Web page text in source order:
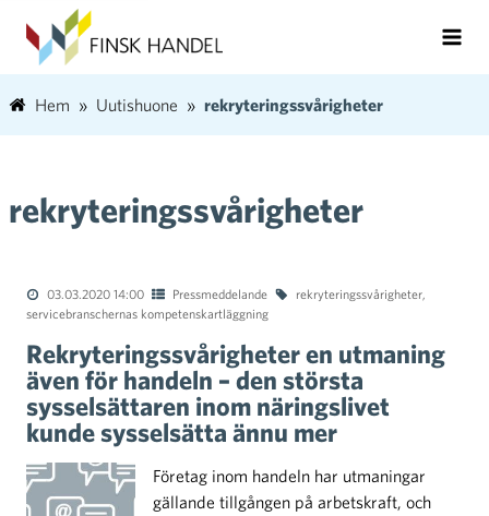
Hem Uutishuone rekryteringssvårigheter
rekryteringssvårigheter
03.03.2020 14:00 Pressmeddelande rekryteringssvårigheter,
servicebranschernas kompetenskartläggning
Rekryteringssvårigheter en utmaning
även för handeln – den största
sysselsättaren inom näringslivet
kunde sysselsätta ännu mer
Företag inom handeln har utmaningar
gällande tillgången på arbetskraft, och